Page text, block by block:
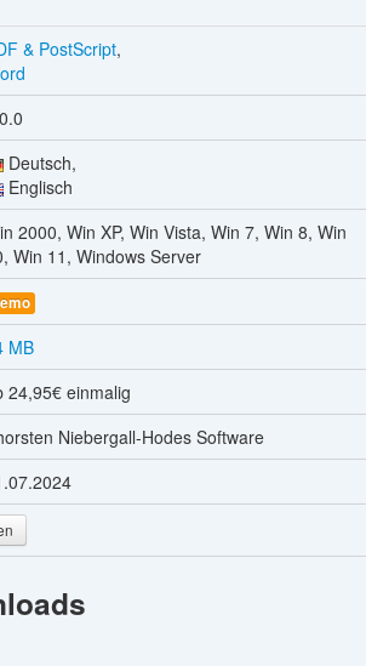
& PostScript,
Deutsch,
Englisch
2000, Win XP, Win Vista, Win 7, Win 8, Win
Win 11, Windows Server
MB
24,95€ einmalig
Niebergall-Hodes Software